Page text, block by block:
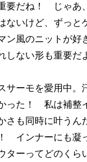
要だね！ じゃあ
ないけど、ずっと
風のニットが好
しない形も重要だ
サーモを愛用中。
った！ 私は補整
さも同時に叶うん
インナーにも凝
ターってどのくら